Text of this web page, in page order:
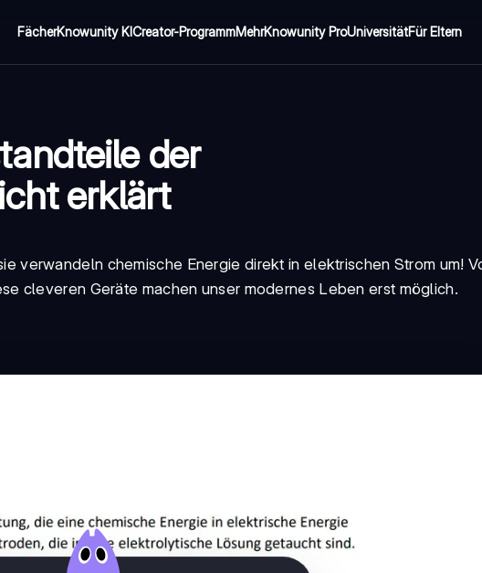
FächerKnowunity KICreator-ProgrammMehrKnowunity ProUniversitätFür Eltern
der
erklärt
verwandeln chemische Energie direkt in elektrischen Strom um!
cleveren Geräte machen unser modernes Leben erst möglich.